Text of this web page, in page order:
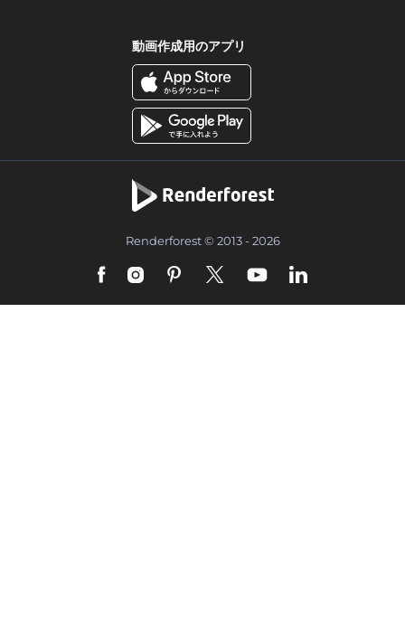
動画作成用のアプリ
Renderforest © 2013 - 2026